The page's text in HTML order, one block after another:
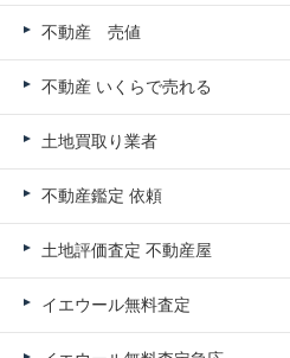
不動産 売値
不動産 いくらで売れる
土地買取り業者
不動産鑑定 依頼
土地評価査定 不動産屋
イエウール無料査定